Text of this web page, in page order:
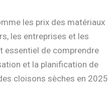
les prix des matériaux
les entreprises et les
essentiel de comprendre
et la planification de
cloisons sèches en 2025